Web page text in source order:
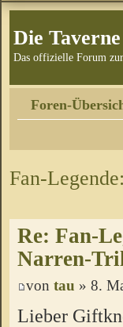
Die
Das offizielle Forum
Foren-
Fan-
Re: Fan-
Narren-
von tau » 8.
Lieber